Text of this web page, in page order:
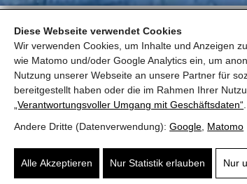
5700
Diese Webseite verwendet Cookies
Wir verwenden Cookies, um Inhalte und Anzeigen
wie Matomo und/oder Google Analytics ein, um
Nutzung unserer Webseite an unsere Partner für
bereitgestellt haben oder die im Rahmen Ihrer
„Verantwortungsvoller Umgang mit Geschäftsdaten“
Andere Dritte (Datenverwendung):Google Matomo
Alle Akzeptieren Nur Statistik erlauben Nur